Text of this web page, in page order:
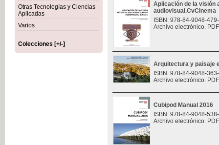
Otras Tecnologías y Ciencias
Aplicadas
Varios
Colecciones [+/-]
Aplicación de la visión
audiovisual.CvCinema
ISBN: 978-84-9048-
Archivo electrónico.
Arquitectura y paisaje
ISBN: 978-84-9048-
Archivo electrónico.
Cubipod Manual 2016
ISBN: 978-84-9048-
Archivo electrónico.